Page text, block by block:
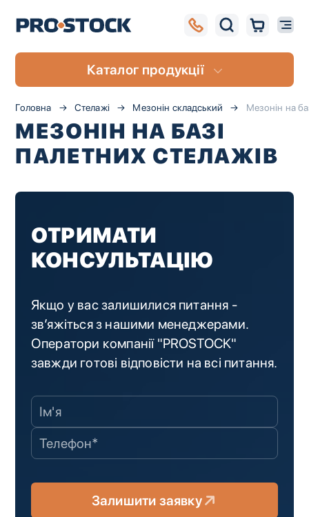
Головна Стелажі Мезонін складський Мезонін на
МЕЗОНІН НА БАЗІ
ПАЛЕТНИХ СТЕЛАЖІВ
ОТРИМАТИ
КОНСУЛЬТАЦІЮ
Якщо у вас залишилися питання -
зв’яжіться з нашими менеджерами.
Оператори компанії "PROSTOCK"
завжди готові відповісти на всі питання.
Залишити заявку
Каталог продукції